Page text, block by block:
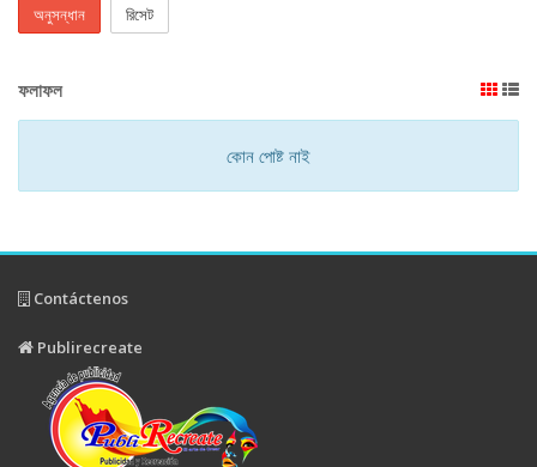
অনুসন্ধান রিসেট
ফলাফল
কোন পোষ্ট নাই
Contáctenos
Publirecreate